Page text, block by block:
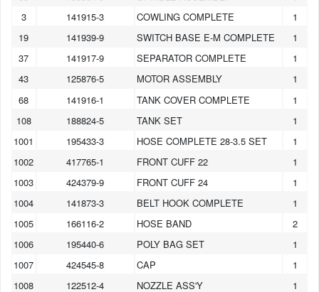
3
141915-3 COWLING COMPLETE
1
19
141939-9 SWITCH BASE E-M COMPLETE
1
37
141917-9 SEPARATOR COMPLETE
1
43
125876-5 MOTOR ASSEMBLY
1
68
141916-1 TANK COVER COMPLETE
1
108
188824-5 TANK SET
1
1001
195433-3 HOSE COMPLETE 28-3.5 SET
1
1002
417765-1 FRONT CUFF 22
1
1003
424379-9 FRONT CUFF 24
1
1004
141873-3 BELT HOOK COMPLETE
1
1005
166116-2 HOSE BAND
2
1006
195440-6 POLY BAG SET
1
1007
424545-8 CAP
1
1008
122512-4 NOZZLE ASS'Y
1